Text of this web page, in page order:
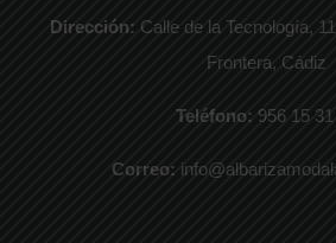
Dirección: Calle de la Tecnología,
Frontera, Cádiz
Teléfono: 956 15
Correo: